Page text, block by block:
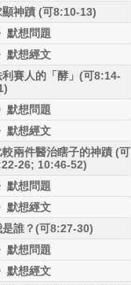
顯神蹟 (可8:10-13)
默想問題
默想經文
利賽人的「酵」(可8:14-
默想問題
默想經文
較兩件醫治瞎子的神蹟 (可
26; 10:46-52)
默想問題
默想經文
是誰？(可8:27-30)
默想問題
默想經文